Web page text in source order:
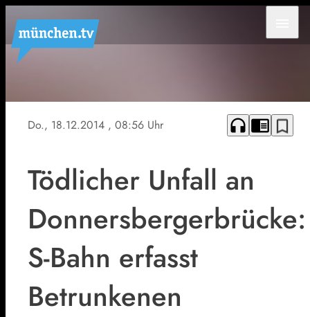
Do., 18.12.2014 , 08:56 Uhr headphones chrome_reader_mode bookmark_border
Tödlicher Unfall an
Donnersbergerbrücke:
S-Bahn erfasst
Betrunkenen